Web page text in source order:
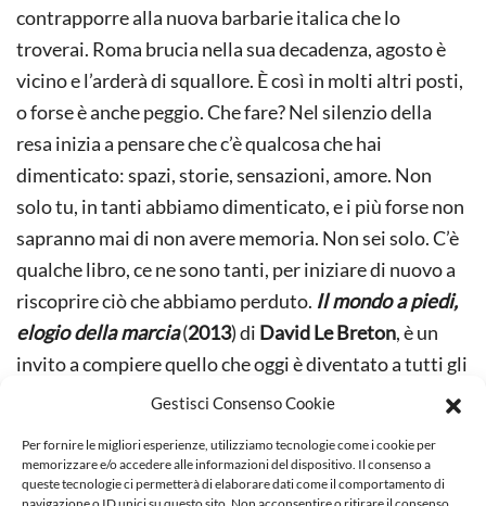
Gestisci Consenso Cookie
Per fornire le migliori esperienze, utilizziamo tecnologie come i cookie per
memorizzare e/o accedere alle informazioni del dispositivo. Il consenso a
queste tecnologie ci permetterà di elaborare dati come il comportamento di
contrapporre alla nuova barbarie italica che lo
troverai. Roma brucia nella sua decadenza, agosto è
vicino e l’arderà di squallore. È così in molti altri posti,
o forse è anche peggio. Che fare? Nel silenzio della
resa inizia a pensare che c’è qualcosa che hai
dimenticato: spazi, storie, sensazioni, amore. Non
solo tu, in tanti abbiamo dimenticato, e i più forse non
sapranno mai di non avere memoria. Non sei solo. C’è
qualche libro, ce ne sono tanti, per iniziare di nuovo a
riscoprire ciò che abbiamo perduto. Il mondo a piedi,
elogio della marcia(2013) di David Le Breton, è un
invito a compiere quello che oggi è diventato a tutti gli
effetti un atto rivoluzionario, in un certo senso perfino
questo gesto così esclusivamente umano sia stato
espunto dalla società, con conseguenze gravi sulla